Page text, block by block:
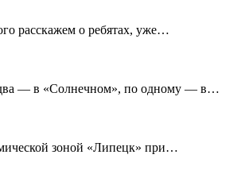
расскажем о ребятах, уже…
— в «Солнечном», по одному — в…
зоной «Липецк» при…